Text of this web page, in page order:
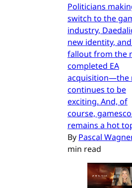
Politicians
switch to the
industry,
new identity,
fallout from the
completed EA
acquisition—the
continues to be
exciting. And, of
course,
remains a hot
By Pascal
min read